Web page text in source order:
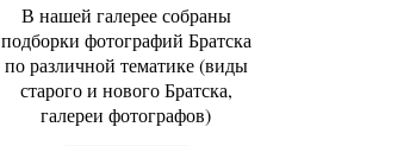
В нашей галерее собраны
подборки фотографий Братска
по различной тематике (виды
старого и нового Братска,
галереи фотографов)